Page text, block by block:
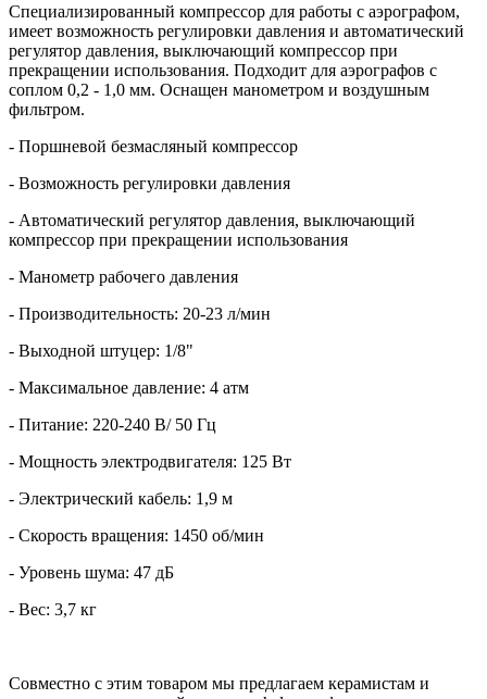
Специализированный компрессор для работы с аэрографом,
имеет возможность регулировки давления и автоматический
регулятор давления, выключающий компрессор при
прекращении использования. Подходит для аэрографов с
соплом 0,2 - 1,0 мм. Оснащен манометром и воздушным
фильтром.
- Поршневой безмасляный компрессор
- Возможность регулировки давления
- Автоматический регулятор давления, выключающий
компрессор при прекращении использования
- Манометр рабочего давления
- Производительность: 20-23 л/мин
- Выходной штуцер: 1/8"
- Максимальное давление: 4 атм
- Питание: 220-240 В/ 50 Гц
- Мощность электродвигателя: 125 Вт
- Электрический кабель: 1,9 м
- Скорость вращения: 1450 об/мин
- Уровень шума: 47 дБ
- Вес: 3,7 кг
Совместно с этим товаром мы предлагаем керамистам и